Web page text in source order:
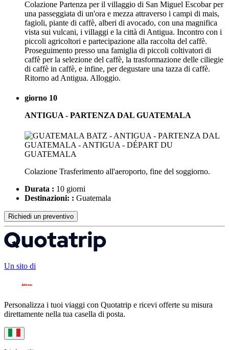
Colazione Partenza per il villaggio di San Miguel Escobar per
una passeggiata di un'ora e mezza attraverso i campi di mais,
fagioli, piante di caffè, alberi di avocado, con una magnifica
vista sui vulcani, i villaggi e la città di Antigua. Incontro con i
piccoli agricoltori e partecipazione alla raccolta del caffè.
Proseguimento presso una famiglia di piccoli coltivatori di
caffè per la selezione del caffè, la trasformazione delle ciliegie
di caffè in caffè, e infine, per degustare una tazza di caffè.
Ritorno ad Antigua. Alloggio.
giorno 10
ANTIGUA - PARTENZA DAL GUATEMALA
Colazione Trasferimento all'aeroporto, fine del soggiorno.
Durata : 10 giorni
Destinazioni: : Guatemala
Richiedi un preventivo
Un sito di
Personalizza i tuoi viaggi con Quotatrip e ricevi offerte su misura
direttamente nella tua casella di posta.